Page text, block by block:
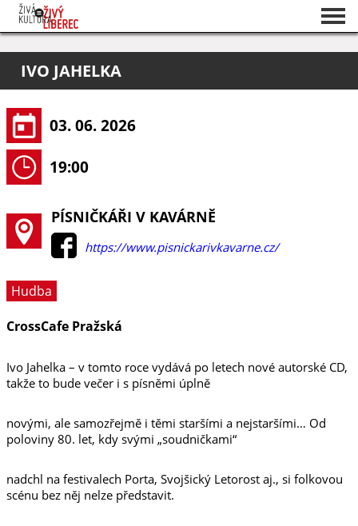
O projektu
Pořadatelé
IVO JAHELKA
03. 06. 2026
19:00
PÍSNIČKÁŘI V KAVÁRNĚ
https://www.pisnickarivkavarne.cz/
Hudba
CrossCafe Pražská
Ivo Jahelka – v tomto roce vydává po letech nové autorské CD,
takže to bude večer i s písněmi úplně
novými, ale samozřejmě i těmi staršími a nejstaršími… Od
poloviny 80. let, kdy svými „soudničkami“
nadchl na festivalech Porta, Svojšický Letorost aj., si folkovou
scénu bez něj nelze představit.